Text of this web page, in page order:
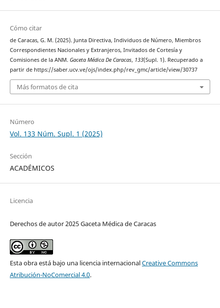
Cómo citar
de Caracas, G. M. (2025). Junta Directiva, Individuos de Número, Miembros
Correspondientes Nacionales y Extranjeros, Invitados de Cortesía y
Comisiones de la ANM. Gaceta Médica De Caracas, 133(Supl. 1). Recuperado a
partir de https://saber.ucv.ve/ojs/index.php/rev_gmc/article/view/30737
Más formatos de cita
Número
Vol. 133 Núm. Supl. 1 (2025)
Sección
ACADÉMICOS
Licencia
Derechos de autor 2025 Gaceta Médica de Caracas
Esta obra está bajo una licencia internacionalCreative Commons
Atribución-NoComercial 4.0.